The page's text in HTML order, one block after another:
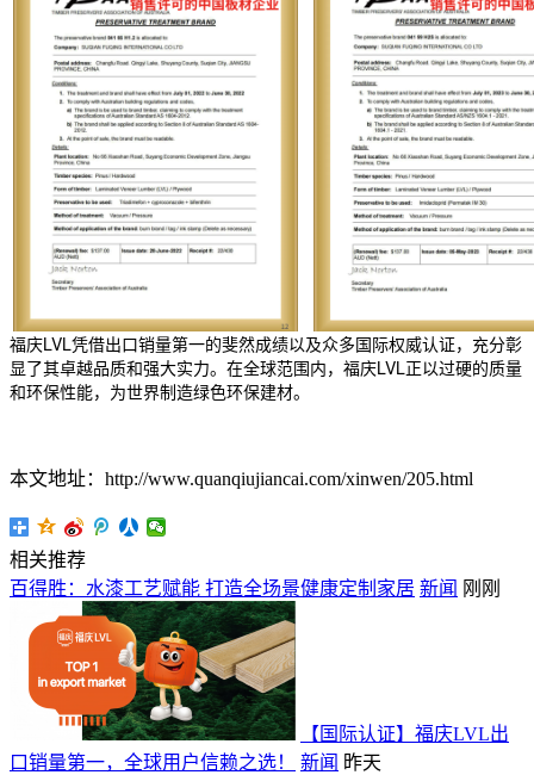
福庆LVL凭借出口销量第一的斐然成绩以及众多国际权威认证，充分彰
显了其卓越品质和强大实力。在全球范围内，福庆LVL正以过硬的质量
和环保性能，为世界制造绿色环保建材。
本文地址：http://www.quanqiujiancai.com/xinwen/205.html
相关推荐
百得胜：水漆工艺赋能 打造全场景健康定制家居 新闻 刚刚
【国际认证】福庆LVL出
口销量第一，全球用户信赖之选！
新闻 昨天